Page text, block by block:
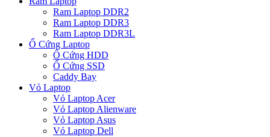
Ram Laptop DDR2
Ram Laptop DDR3
Ram Laptop DDR3L
Ổ Cứng Laptop
Ổ Cứng HDD
Ổ Cứng SSD
Caddy Bay
Vỏ Laptop
Vỏ Laptop Acer
Vỏ Laptop Alienware
Vỏ Laptop Asus
Vỏ Laptop Dell